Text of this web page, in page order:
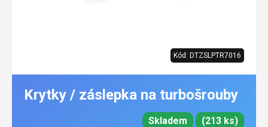
Kód: DTZSLPTR7016
Krytky / záslepka na turbošrouby
Skladem (213 ks)